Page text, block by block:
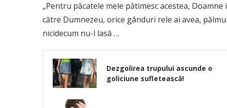
„Pentru păcatele mele pătimesc acestea,
către Dumnezeu, orice gânduri rele ai avea,
nicidecum nu-l lasă …
Dezgolirea trupului ascunde o
goliciune sufletească!